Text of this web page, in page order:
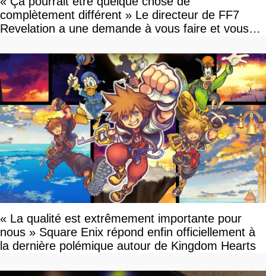
complètement différent » Le directeur de FF7
Revelation a une demande à vous faire et vous
« La qualité est extrêmement importante pour
nous » Square Enix répond enfin officiellement à
la dernière polémique autour de Kingdom Hearts